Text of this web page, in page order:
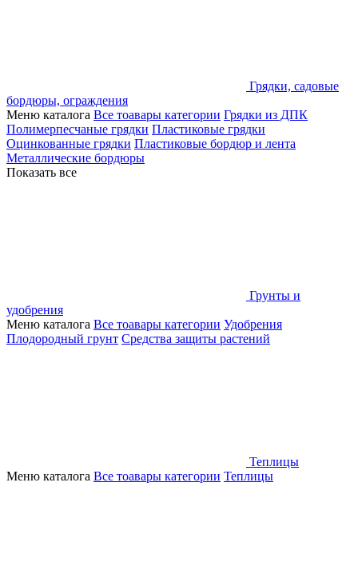
Грядки, садовые
бордюры, ограждения
Меню каталога Все тоавары категории Грядки из ДПК
Полимерпесчаные грядки Пластиковые грядки
Оцинкованные грядки Пластиковые бордюр и лента
Металлические бордюры
Показать все
Грунты и
удобрения
Меню каталога Все тоавары категории Удобрения
Плодородный грунт Средства защиты растений
Теплицы
Меню каталога Все тоавары категории Теплицы